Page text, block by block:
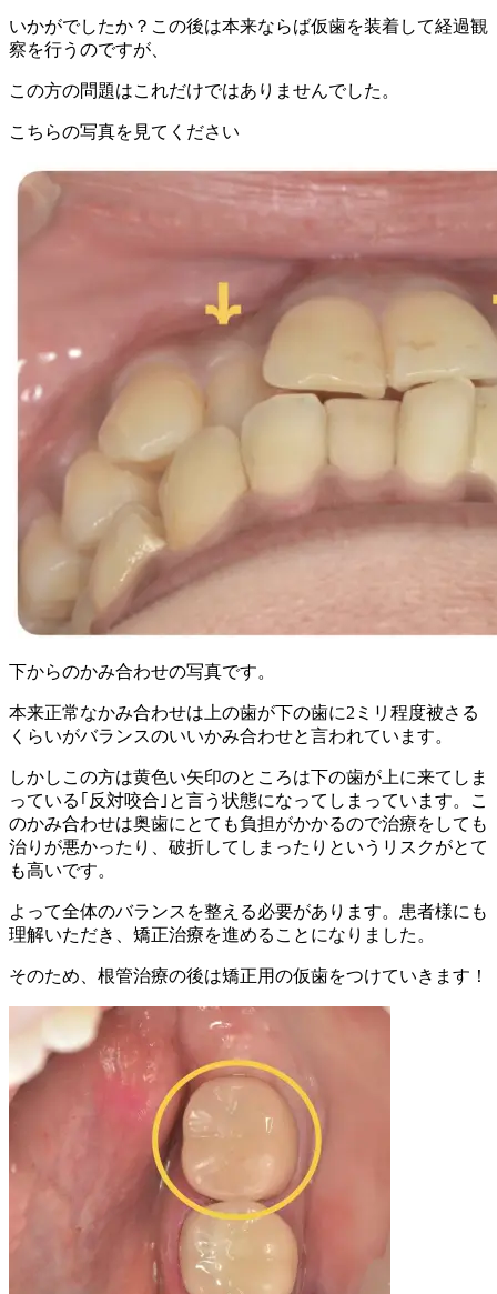
いかがでしたか？この後は本来ならば仮歯を装着して経過観
察を行うのですが、
この方の問題はこれだけではありませんでした。
こちらの写真を見てください
下からのかみ合わせの写真です。
本来正常なかみ合わせは上の歯が下の歯に2ミリ程度被さる
くらいがバランスのいいかみ合わせと言われています。
しかしこの方は黄色い矢印のところは下の歯が上に来てしま
っている｢反対咬合｣と言う状態になってしまっています。こ
のかみ合わせは奥歯にとても負担がかかるので治療をしても
治りが悪かったり、破折してしまったりというリスクがとて
も高いです。
よって全体のバランスを整える必要があります。患者様にも
理解いただき、矯正治療を進めることになりました。
そのため、根管治療の後は矯正用の仮歯をつけていきます！